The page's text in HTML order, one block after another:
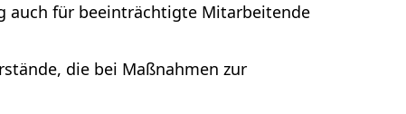
auch für beeinträchtigte Mitarbeitende
die bei Maßnahmen zur